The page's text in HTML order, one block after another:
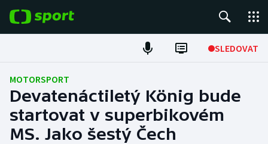
SLEDOVAT
Fotbal
Hokej
Tenis
MOTORSPORT
Devatenáctiletý König bude
startovat v superbikovém
MS. Jako šestý Čech